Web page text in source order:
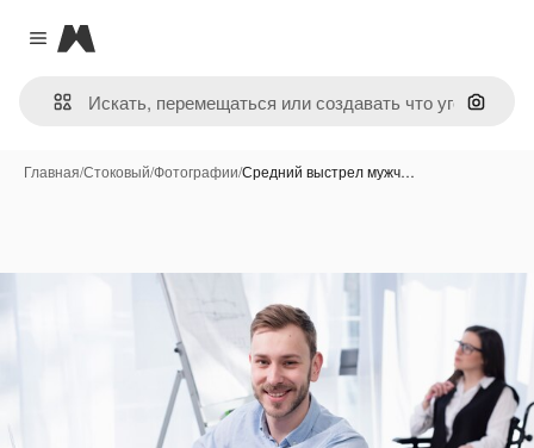
Close menu
Magnific
Поиск
Главная/Стоковый/Фотографии/Средний выстрел мужч…